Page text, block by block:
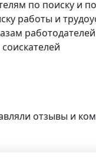
по поиску и
работы и
работодателей
отзывы и